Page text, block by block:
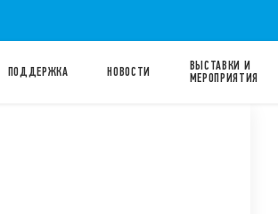
ПОДДЕРЖКА НОВОСТИ
ВЫСТАВКИ И
МЕРОПРИЯТИЯ